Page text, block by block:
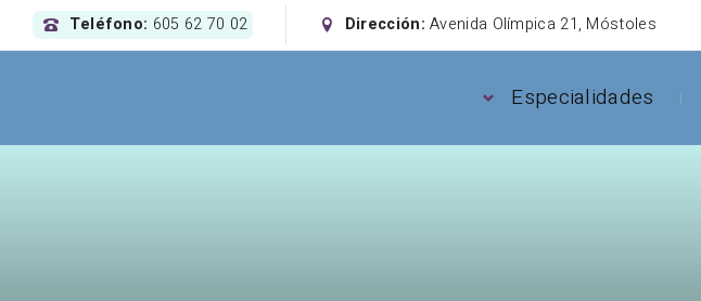
Teléfono: 605 62 70 02 Dirección:Avenida Olímpica 21, Móstoles
Especialidades